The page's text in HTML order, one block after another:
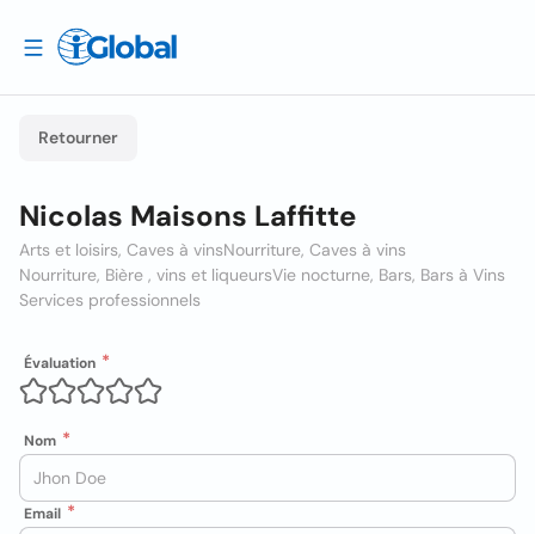
Retourner
Nicolas Maisons Laffitte
Arts et loisirs, Caves à vinsNourriture, Caves à vins
Nourriture, Bière , vins et liqueursVie nocturne, Bars, Bars à Vins
Services professionnels
Évaluation
Nom
Email